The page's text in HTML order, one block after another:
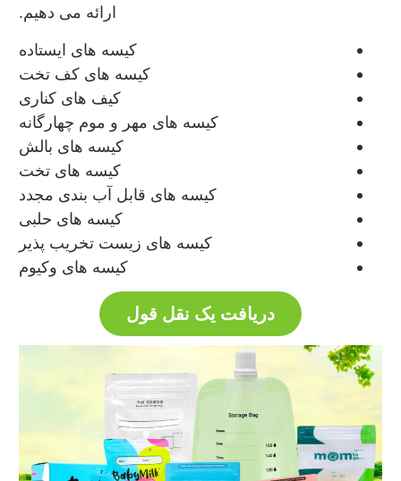
ارائه می دهیم.
کیسه های ایستاده
کیسه های کف تخت
کیف های کناری
کیسه های مهر و موم چهارگانه
کیسه های بالش
کیسه های تخت
کیسه های قابل آب بندی مجدد
کیسه های حلبی
کیسه های زیست تخریب پذیر
کیسه های وکیوم
دریافت یک نقل قول